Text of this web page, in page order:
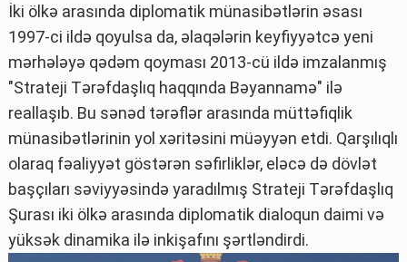
İki ölkə arasında diplomatik münasibətlərin əsası
1997-ci ildə qoyulsa da, əlaqələrin keyfiyyətcə yeni
mərhələyə qədəm qoyması 2013-cü ildə imzalanmış
"Strateji Tərəfdaşlıq haqqında Bəyannamə" ilə
reallaşıb. Bu sənəd tərəflər arasında müttəfiqlik
münasibətlərinin yol xəritəsini müəyyən etdi. Qarşılıqlı
olaraq fəaliyyət göstərən səfirliklər, eləcə də dövlət
başçıları səviyyəsində yaradılmış Strateji Tərəfdaşlıq
Şurası iki ölkə arasında diplomatik dialoqun daimi və
yüksək dinamika ilə inkişafını şərtləndirdi.